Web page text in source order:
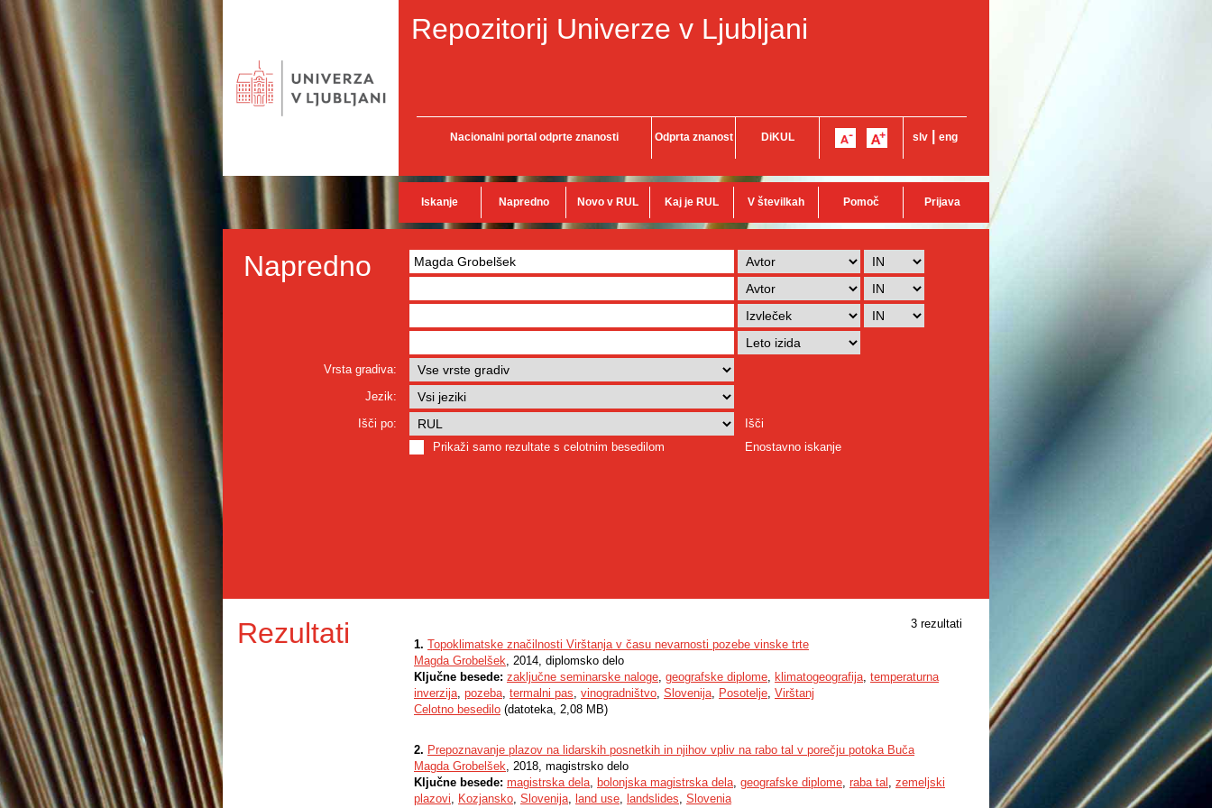
Repozitorij Univerze v Ljubljani
Nacionalni portal odprte znanosti Odprta znanost DiKUL slv eng
Iskanje Napredno Novo v RUL Kaj je RUL V številkah Pomoč Prijava
Napredno
Vrsta gradiva:
Jezik:
Išči po:
Išči
Prikaži samo rezultate s celotnim besedilom
Enostavno iskanje
Rezultati
3 rezultati
1. Topoklimatske značilnosti Virštanja v času nevarnosti pozebe vinske trte
Magda Grobelšek, 2014, diplomsko delo
Ključne besede: zaključne seminarske naloge, geografske diplome, klimatogeografija, temperaturna
inverzija, pozeba, termalni pas, vinogradništvo, Slovenija, Posotelje, Virštanj
Celotno besedilo (datoteka, 2,08 MB)
2. Prepoznavanje plazov na lidarskih posnetkih in njihov vpliv na rabo tal v porečju potoka Buča
Magda Grobelšek, 2018, magistrsko delo
Ključne besede: magistrska dela, bolonjska magistrska dela, geografske diplome, raba tal , zemeljski
plazovi, Kozjansko, Slovenija, land use, landslides, Slovenia